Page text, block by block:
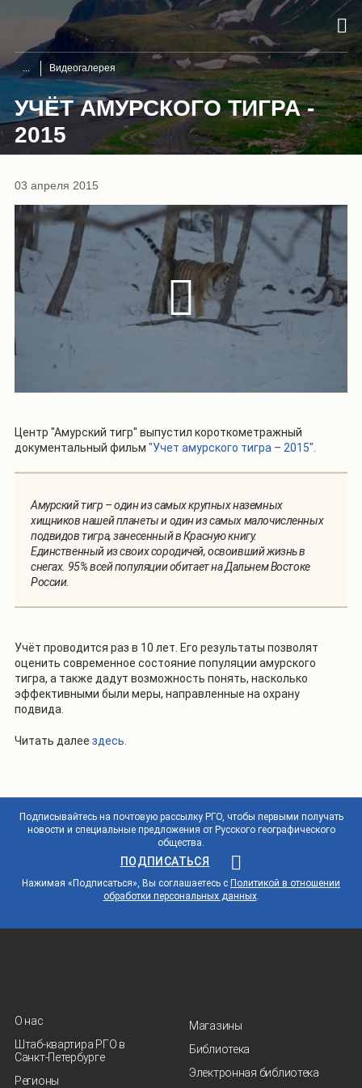
Видеогалерея
УЧЁТ АМУРСКОГО ТИГРА -
2015
03 апреля 2015
Центр "Амурский тигр" выпустил короткометражный
документальный фильм "Учет амурского тигра – 2015"
Амурский тигр – один из самых крупных наземных
хищников нашей планеты и один из самых малочисленных
подвидов тигра, занесенный в Красную книгу.
Единственный из своих сородичей, освоивший жизнь в
снегах. 95% всей популяции обитает на Дальнем Востоке
России.
Учёт проводится раз в 10 лет. Его результаты позволят
оценить современное состояние популяции амурского
тигра, а также дадут возможность понять, насколько
эффективными были меры, направленные на охрану
подвида.
Читать далее здесь.
Подписывайтесь на почтовую рассылку РГО, чтобы первыми получать
новости и специальные предложения от Русского географического
общества.
ПОДПИСАТЬСЯ
Нажимая «Подписаться», Вы соглашаетесь с Политикой в отношении
обработки персональных данных.
О нас
Штаб-квартира РГО в
Санкт‑Петербурге
Регионы
Магазины
Библиотека
Электронная библиотека